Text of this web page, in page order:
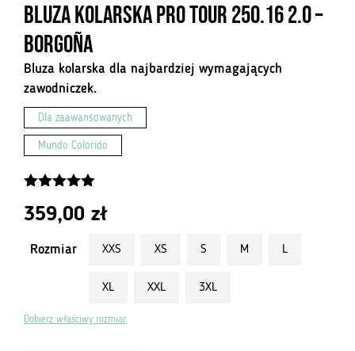
Bluza kolarska Pro Tour 250.16 2.0 –
Borgoña
Bluza kolarska dla najbardziej wymagających
zawodniczek.
Dla zaawansowanych
Mundo Colorido
359,00 zł
Rozmiar XXS XS S M L
XL XXL 3XL
Dobierz właściwy rozmiar